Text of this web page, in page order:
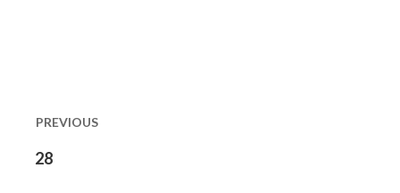
dans
les
PREVIOUS
Previous
28